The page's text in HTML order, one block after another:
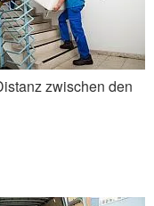
zwischen den